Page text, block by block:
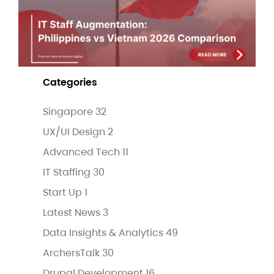
Categories
Singapore 32
UX/UI Design 2
Advanced Tech 11
IT Staffing 30
Start Up 1
Latest News 3
Data Insights & Analytics49
ArchersTalk 30